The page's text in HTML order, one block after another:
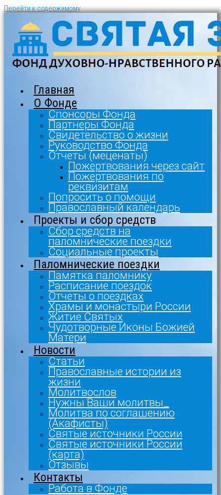
Перейти к содержимому
Главная
О Фонде
Спонсоры Фонда
Партнеры Фонда
Свидетельство о жизни
Руководство Фонда
Отчеты (меценаты)
Пожертвования через сайт
Пожертвования по
реквизитам
Попросить о помощи
Православный календарь
Проекты и сбор средств
Сбор средств на
паломнические поездки
Социальные проекты
Паломнические поездки
Памятка паломнику
Расписание поездок
Отчеты о поездках
Храмы и монастыри России
Житие Святых
Чудотворные Иконы Божией
Матери
Новости
Статьи
Православные истории из
жизни
Молитвослов
Нужны Ваши молитвы_
Молитва по соглашению
(Акафисты)
Святые источники России
Святые источники России
(карта)
Отзывы
Контакты
Работа в Фонде